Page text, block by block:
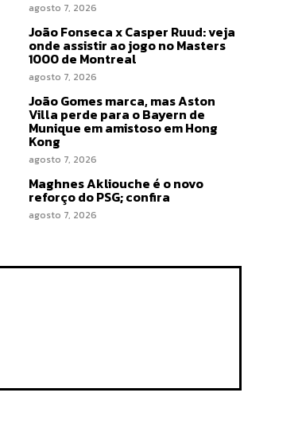
agosto 7, 2026
João Fonseca x Casper Ruud: veja
onde assistir ao jogo no Masters
1000 de Montreal
agosto 7, 2026
João Gomes marca, mas Aston
Villa perde para o Bayern de
Munique em amistoso em Hong
Kong
agosto 7, 2026
Maghnes Akliouche é o novo
reforço do PSG; confira
agosto 7, 2026